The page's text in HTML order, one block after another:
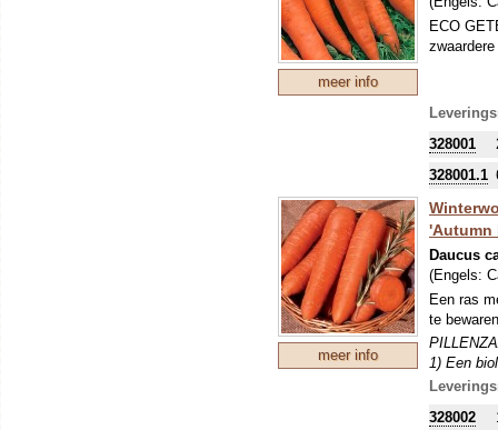
meer info
ECO
328001
328001.1
meer info
'Autumn
Daucus
(Engels:
Een ras
te
1) Een
en geeft
328002